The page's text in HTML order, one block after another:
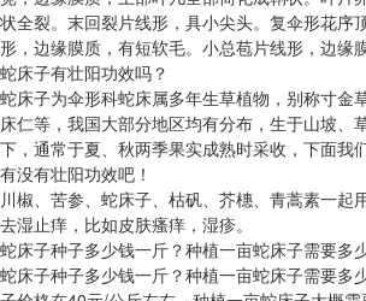
状全裂。末回裂片线形，具小尖头。复伞形花序
形，边缘膜质，有短软毛。小总苞片线形，边缘
蛇床子有壮阳功效吗？
蛇床子为伞形科蛇床属多年生草植物，别称寸金
床仁等，我国大部分地区均有分布，生于山坡、
下，通常于夏、秋两季果实成熟时采收，下面我
有没有壮阳功效吧！
川椒、苦参、蛇床子、枯矾、芥橞、青蒿素一起
去湿止痒，比如皮肤瘙痒，湿疹。
蛇床子种子多少钱一斤？种植一亩蛇床子需要多
蛇床子种子多少钱一斤？种植一亩蛇床子需要多